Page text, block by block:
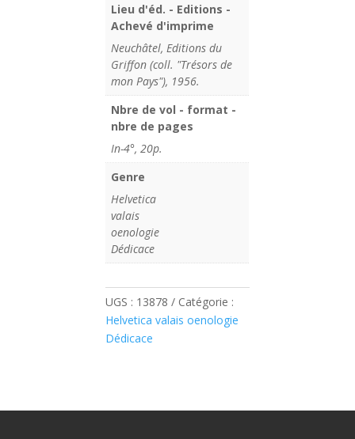
Lieu d'éd. - Editions -
Achevé d'imprime
Neuchâtel, Editions du
Griffon (coll. "Trésors de
mon Pays"), 1956.
Nbre de vol - format -
nbre de pages
In-4°, 20p.
Genre
Helvetica
valais
oenologie
Dédicace
UGS : 13878
Catégorie :
Helvetica valais oenologie
Dédicace